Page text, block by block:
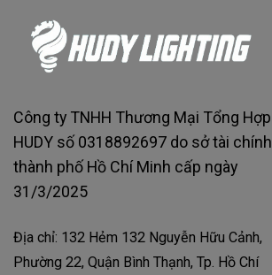
Công ty TNHH Thương Mại Tổng Hợp
HUDY số 0318892697 do sở tài chính
thành phố Hồ Chí Minh cấp ngày
31/3/2025
Địa chỉ: 132 Hẻm 132 Nguyễn Hữu Cảnh,
Phường 22, Quận Bình Thạnh, Tp. Hồ Chí